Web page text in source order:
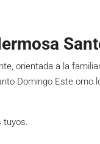
orientada a la
Domingo Este omo
tuyos.